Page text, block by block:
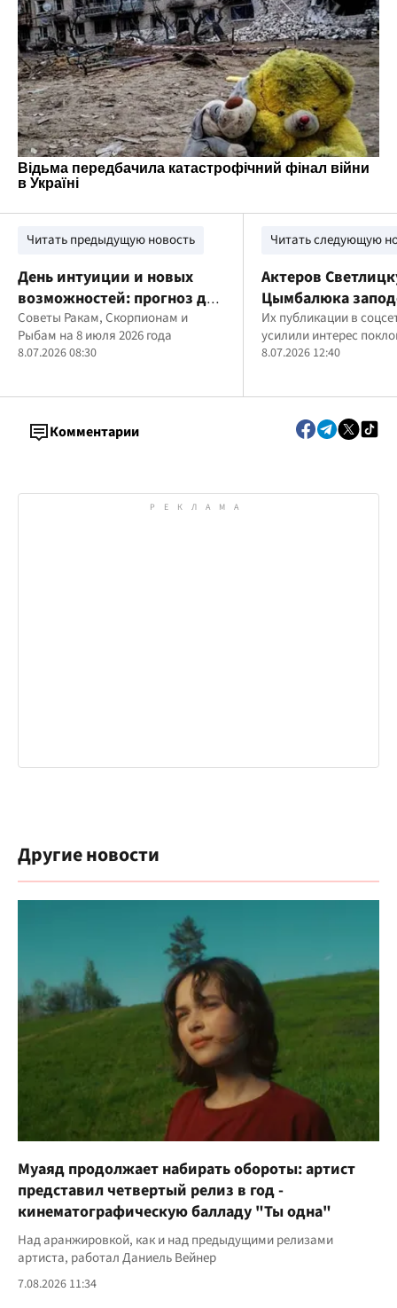
Читать предыдущую новость
День интуиции и новых
возможностей: прогноз для
знаков Воды на 8 июля
Советы Ракам, Скорпионам и
Рыбам на 8 июля 2026 года
8.07.2026 08:30
Читать следующую
Актеров
Цымбалюка
романтическом
Верховине
Их публикации в
усилили интерес
8.07.2026 12:40
Комментарии
Другие новости
Муаяд продолжает набирать обороты: артист
представил четвертый релиз в год -
кинематографическую балладу "Ты одна"
Над аранжировкой, как и над предыдущими релизами
артиста, работал Даниель Вейнер
7.08.2026 11:34